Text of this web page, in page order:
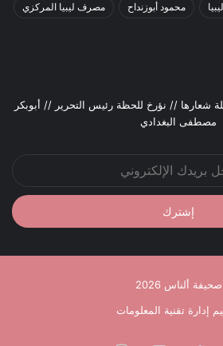
ليبيا محمود أبوزنداح مصرف ليبيا المركزي
شعارها // نؤرخ للحظة رئيس التحرير // أبوبكر
مصطفى البغدادي
صحيفة ألناس 2026
إدارة تقنية المعلومات